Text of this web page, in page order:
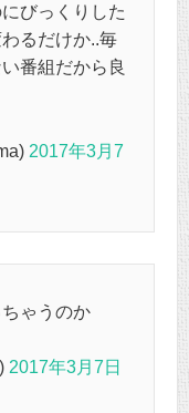
びっくりした
るだけか..毎
番組だから良
2017年3月7
ゃうのか
2017年3月7日